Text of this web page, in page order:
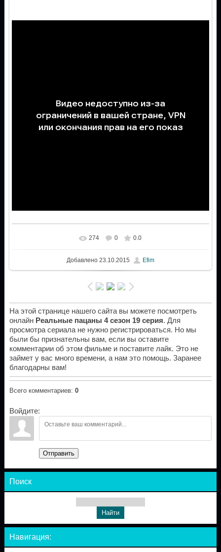
274 0 0.0
Добавлено23.10.2015 Efim
На этой странице нашего сайта вы можете посмотреть
онлайн Реальные пацаны 4 сезон 19 серия. Для
просмотра сериала не нужно регистрироваться. Но мы
были бы признательны вам, если вы оставите
комментарии об этом фильме и поставите лайк. Это не
займет у вас много времени, а нам это помощь. Заранее
благодарны вам!
Всего комментариев: 0
Войдите:
Отправить
Поиск
Навигация: